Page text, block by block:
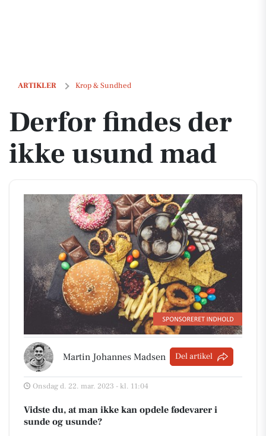
ARTIKLER Krop & Sundhed
Derfor findes der ikke usund mad
Derfor findes der
ikke usund mad
Martin Johannes Madsen Del artikel
Onsdag d. 22. mar. 2023 - kl. 11:04
Vidste du, at man ikke kan opdele fødevarer i
sunde og usunde?